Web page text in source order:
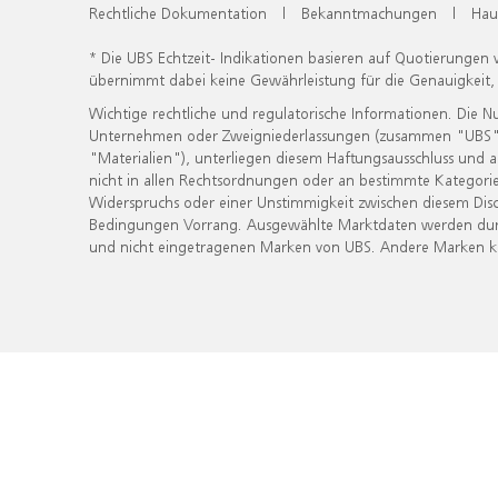
Rechtliche Dokumentation | Bekanntmachungen |
* Die UBS Echtzeit- Indikationen basieren auf
übernimmt dabei keine Gewährleistung für die
Wichtige rechtliche und regulatorische Informationen. Die
Unternehmen oder Zweigniederlassungen (zusammen
"Materialien"), unterliegen diesem Haftungsausschluss
nicht in allen Rechtsordnungen oder an bestimmte
Widerspruchs oder einer Unstimmigkeit zwischen diesem
Bedingungen Vorrang. Ausgewählte Marktdaten werden
und nicht eingetragenen Marken von UBS. Andere Marken